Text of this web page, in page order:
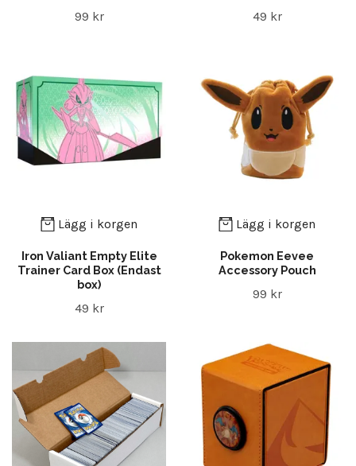
99 kr 49 kr
Lägg i korgen
Iron Valiant Empty Elite
Trainer Card Box (Endast
box)
49 kr
Lägg i korgen
Pokemon Eevee
Accessory Pouch
99 kr